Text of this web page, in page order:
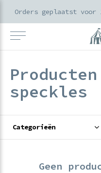
speckles
Categorieën
Geen